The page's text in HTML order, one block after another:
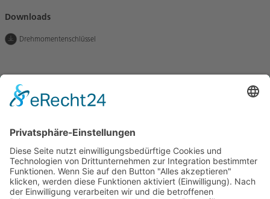
Downloads
Drehmomentenschlüssel
bleiben
BETOMAX systems GmbH & Co. KG
Postfach 10 01 52 │ D-41401 Neuss